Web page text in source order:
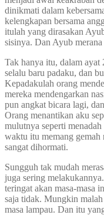
dinikmati dalam
kelengkapan bersama
itulah yang dirasakan
sisinya. Dan Ayub
Tak hanya itu, dalam
selalu baru padaku, dan
Kepadakulah orang
mereka mendengarkan
pun angkat bicara lagi,
Orang menantikan aku
mulutnya seperti
waktu itu memang gemah
sangat dihormati.
Sungguh tak mudah
juga sering
teringat akan masa-masa
saja tidak. Mungkin
masa lampau. Dan itu